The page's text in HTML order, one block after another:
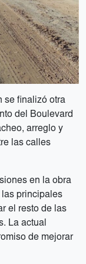
se finalizó otra
del Boulevard
arreglo y
las calles
en la obra
principales
el resto de las
La actual
de mejorar